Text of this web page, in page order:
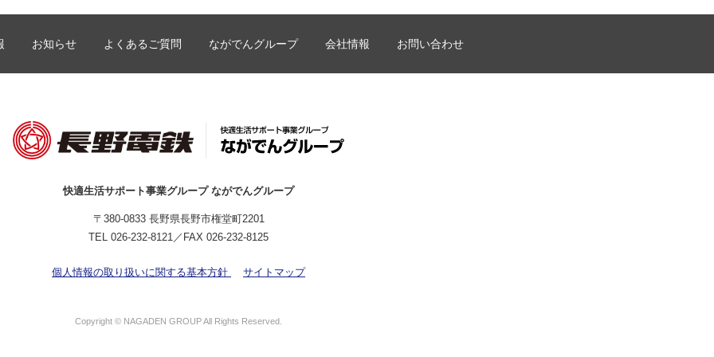
お知らせ よくあるご質問 ながでんグループ 会社情報 お問い合わせ
快適生活サポート事業グループ ながでんグループ
〒380-0833 長野県長野市権堂町2201
TEL 026-232-8121／FAX 026-232-8125
個人情報の取り扱いに関する基本方針 サイトマップ
Copyright © NAGADEN GROUP All Rights Reserved.